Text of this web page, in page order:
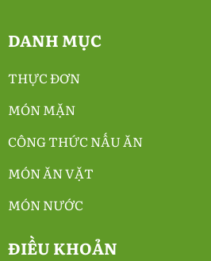
DANH MỤC
THỰC ĐƠN
MÓN MẶN
CÔNG THỨC NẤU ĂN
MÓN ĂN VẶT
MÓN NƯỚC
ĐIỀU KHOẢN